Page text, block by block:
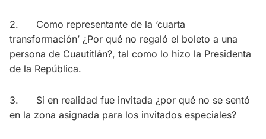
2. Como representante de la ‘cuarta
transformación’ ¿Por qué no regaló el boleto a una
persona de Cuautitlán?, tal como lo hizo la Presidenta
de la República.
3. Si en realidad fue invitada ¿por qué no se sentó
en la zona asignada para los invitados especiales?